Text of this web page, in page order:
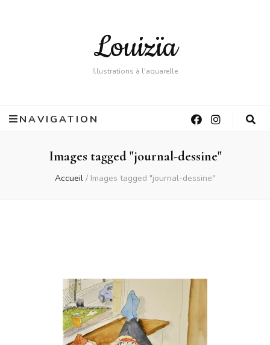
Louizïa
Illustrations à l'aquarelle
NAVIGATION
Images tagged "journal-dessine"
Accueil / Images tagged "journal-dessine"